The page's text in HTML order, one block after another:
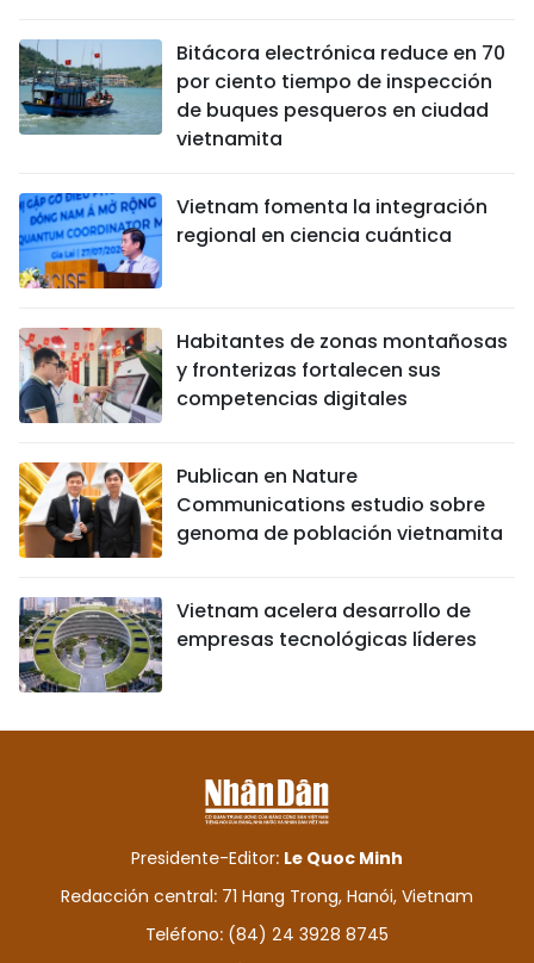
Bitácora electrónica reduce en 70
por ciento tiempo de inspección
de buques pesqueros en ciudad
vietnamita
Vietnam fomenta la integración
regional en ciencia cuántica
Habitantes de zonas montañosas
y fronterizas fortalecen sus
competencias digitales
Publican en Nature
Communications estudio sobre
genoma de población vietnamita
Vietnam acelera desarrollo de
empresas tecnológicas líderes
Presidente-Editor: Le Quoc Minh
Redacción central: 71 Hang Trong, Hanói, Vietnam
Teléfono: (84) 24 3928 8745